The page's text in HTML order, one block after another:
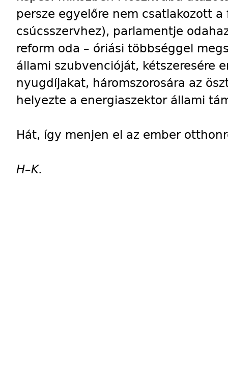
persze egyelőre nem csatlakozott
csúcsszervhez), parlamentje
reform oda – óriási többséggel
állami szubvencióját, kétszeresére
nyugdíjakat, háromszorosára az
helyezte a energiaszektor állami
Hát, így menjen el az ember
H–K.